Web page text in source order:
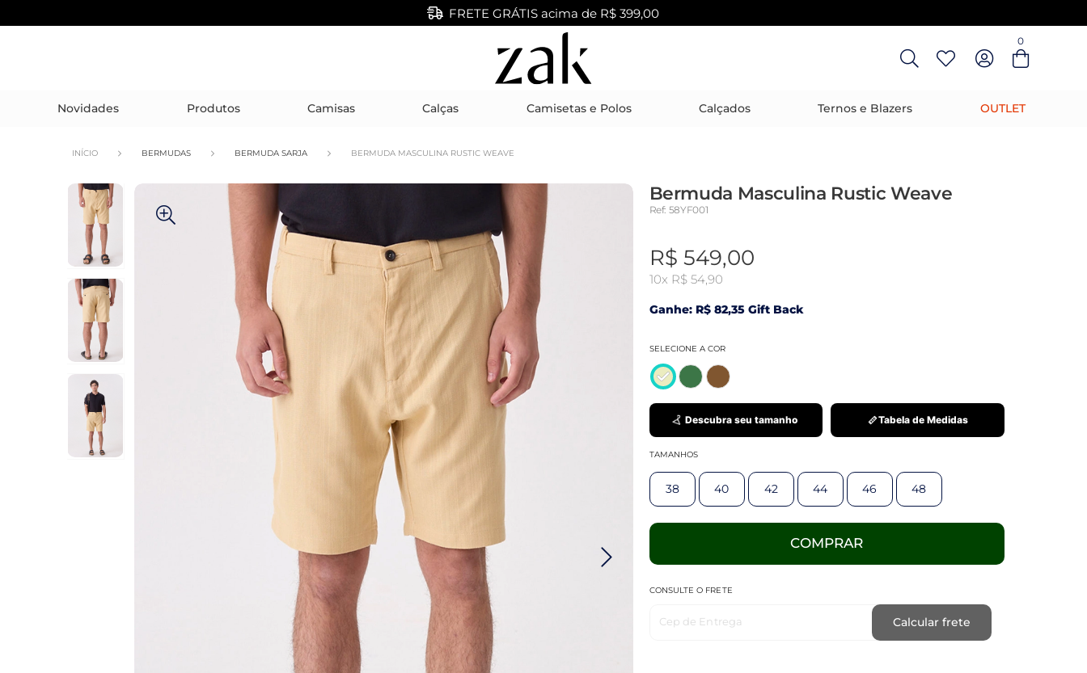
Entre com email ou cpf/cnpj
FRETE GRÁTIS acima de R$ 399,00
0
Novidades Produtos Camisas Calças Camisetas e Polos Calçados Ternos e Blazers OUTLET
INÍCIO BERMUDAS BERMUDA SARJA BERMUDA MASCULINA RUSTIC WEAVE
Bermuda Masculina Rustic Weave
Ref: 58YF001
R$ 549,00
10x R$ 54,90
Ganhe: R$ 82,35 Gift Back
SELECIONE A COR
Descubra seu tamanho Tabela de Medidas
TAMANHOS
38 40 42 44 46 48
COMPRAR
CONSULTE O FRETE
Cep de Entrega Calcular frete